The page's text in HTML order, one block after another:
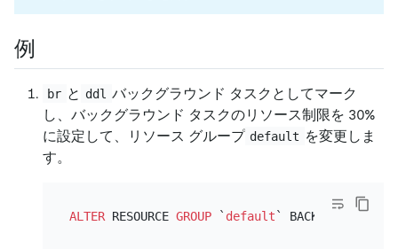
例
br と ddl バックグラウンド タスクとしてマーク
し、バックグラウンド タスクのリソース制限を 30%
に設定して、リソース グループ default を変更しま
す。
ALTER RESOURCE GROUP ` default ` BACKGROUND=